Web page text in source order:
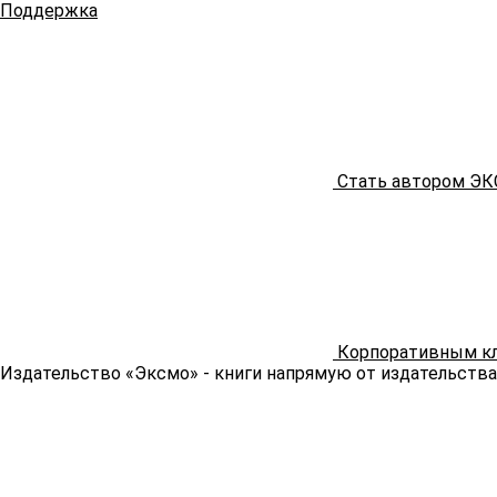
Поддержка
Стать автором
Корпоративным
Издательство «Эксмо» - книги напрямую от издательства